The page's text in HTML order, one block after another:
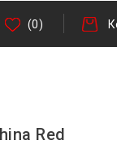
(0)
Red